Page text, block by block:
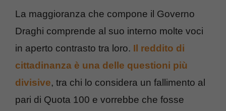
La maggioranza che compone il Governo
Draghi comprende al suo interno molte voci
in aperto contrasto tra loro. Il reddito di
cittadinanza è una delle questioni più
divisive, tra chi lo considera un fallimento al
pari di Quota 100 e vorrebbe che fosse